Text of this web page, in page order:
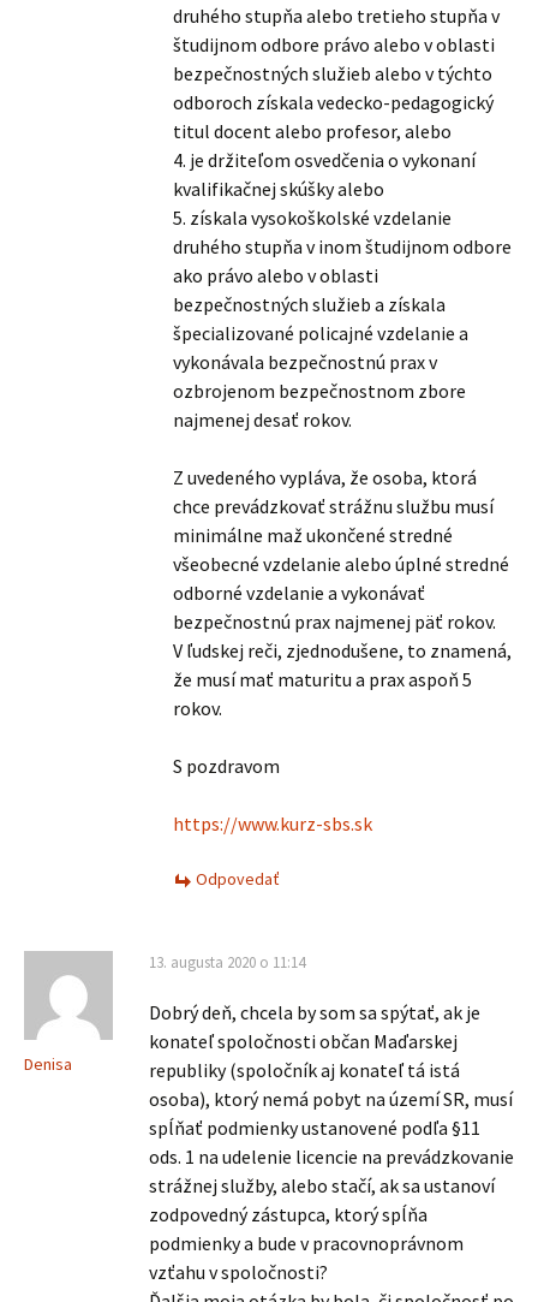
druhého stupňa alebo tretieho stupňa v
študijnom odbore právo alebo v oblasti
bezpečnostných služieb alebo v týchto
odboroch získala vedecko-pedagogický
titul docent alebo profesor, alebo
4. je držiteľom osvedčenia o vykonaní
kvalifikačnej skúšky alebo
5. získala vysokoškolské vzdelanie
druhého stupňa v inom študijnom odbore
ako právo alebo v oblasti
bezpečnostných služieb a získala
špecializované policajné vzdelanie a
vykonávala bezpečnostnú prax v
ozbrojenom bezpečnostnom zbore
najmenej desať rokov.
Z uvedeného vypláva, že osoba, ktorá
chce prevádzkovať strážnu službu musí
minimálne maž ukončené stredné
všeobecné vzdelanie alebo úplné stredné
odborné vzdelanie a vykonávať
bezpečnostnú prax najmenej päť rokov.
V ľudskej reči, zjednodušene, to znamená,
že musí mať maturitu a prax aspoň 5
rokov.
S pozdravom
https://www.kurz-sbs.sk
Odpovedať
Denisa
13. augusta 2020 o 11:14
Dobrý deň, chcela by som sa spýtať, ak je
konateľ spoločnosti občan Maďarskej
republiky (spoločník aj konateľ tá istá
osoba), ktorý nemá pobyt na území SR, musí
spĺňať podmienky ustanovené podľa §11
ods. 1 na udelenie licencie na prevádzkovanie
strážnej služby, alebo stačí, ak sa ustanoví
zodpovedný zástupca, ktorý spĺňa
podmienky a bude v pracovnoprávnom
vzťahu v spoločnosti?